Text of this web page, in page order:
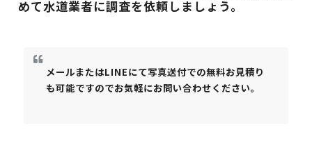
めて水道業者に調査を依頼しましょう。
メールまたはLINEにて写真送付での無料お見積り
も可能ですのでお気軽にお問い合わせください。